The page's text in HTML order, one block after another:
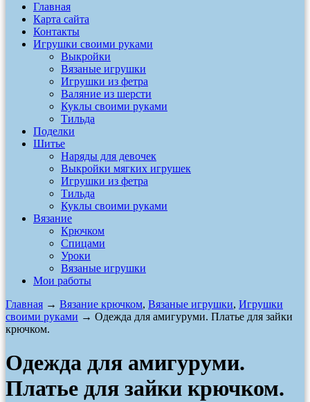
Главная
Карта сайта
Контакты
Игрушки своими руками
Выкройки
Вязаные игрушки
Игрушки из фетра
Валяние из шерсти
Куклы своими руками
Тильда
Поделки
Шитье
Наряды для девочек
Выкройки мягких игрушек
Игрушки из фетра
Тильда
Куклы своими руками
Вязание
Крючком
Спицами
Уроки
Вязаные игрушки
Мои работы
Главная → Вязание крючком, Вязаные игрушки, Игрушки
своими руками → Одежда для амигуруми. Платье для зайки
крючком.
Одежда для амигуруми.
Платье для зайки крючком.